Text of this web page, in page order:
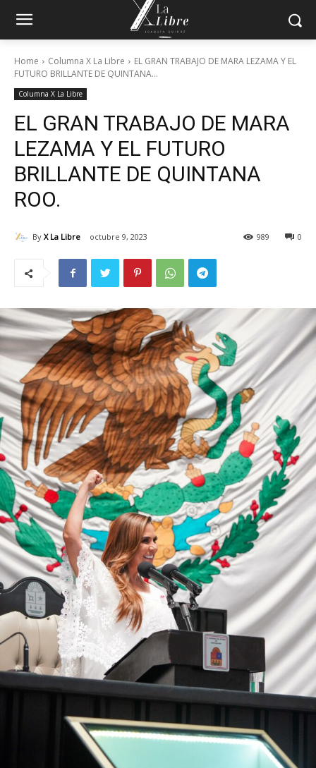
Home Columna X La Libre
EL GRAN TRABAJO DE MARA LEZAMA Y EL
FUTURO BRILLANTE DE QUINTANA...
Columna X La Libre
EL GRAN TRABAJO DE MARA
LEZAMA Y EL FUTURO
BRILLANTE DE QUINTANA
ROO.
By X La Libre octubre 9, 2023 0
989